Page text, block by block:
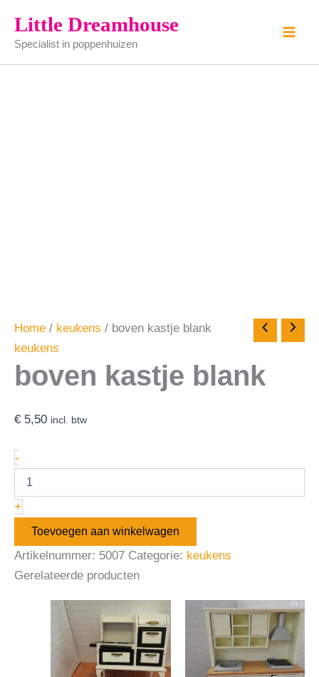
naar
inhoud
Little Dreamhouse
Specialist in poppenhuizen
Home / keukens / boven kastje blank
keukens
boven kastje blank
€ 5,50 incl. btw
-
kastje
blank
aantal
+
Toevoegen aan winkelwagen
Artikelnummer: 5007 Categorie: keukens
Gerelateerde producten